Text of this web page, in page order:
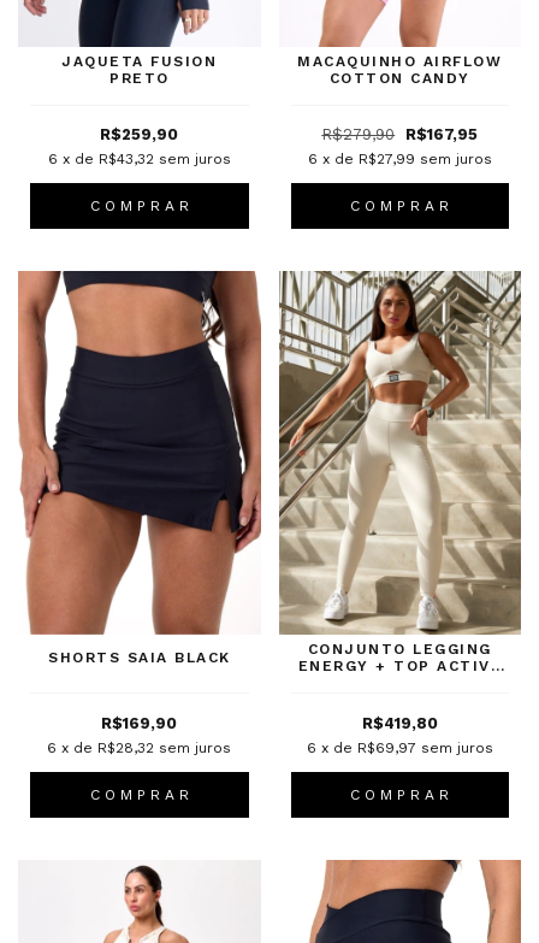
JAQUETA FUSION
PRETO
R$259,90
6 x de R$43,32 sem juros
C O M P R A R
MACAQUINHO AIRFLOW
COTTON CANDY
R$279,90 R$167,95
6 x de R$27,99 sem juros
C O M P R A R
SHORTS SAIA BLACK
R$169,90
6 x de R$28,32 sem juros
C O M P R A R
CONJUNTO LEGGING
ENERGY + TOP ACTIVE
R$419,80
6 x de R$69,97 sem juros
C O M P R A R